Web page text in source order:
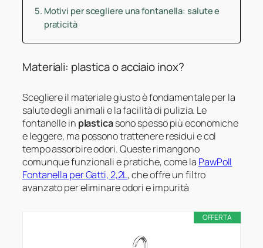
Motivi per scegliere una fontanella: salute e
praticità
Materiali: plastica o acciaio inox?
Scegliere il materiale giusto è fondamentale per la
salute degli animali e la facilità di pulizia. Le
fontanelle in plasticasono spesso più economiche
e leggere, ma possono trattenere residui e col
tempo assorbire odori. Queste rimangono
comunque funzionali e pratiche, come la PawPoll
Fontanella per Gatti, 2,2L, che offre un filtro
avanzato per eliminare odori e impurità
OFFERTA